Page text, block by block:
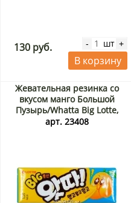
130 руб. - шт +
В корзину
Жевательная резинка со
вкусом манго Большой
Пузырь/Whatta Big Lotte,
Корея, 23 г
арт. 23408